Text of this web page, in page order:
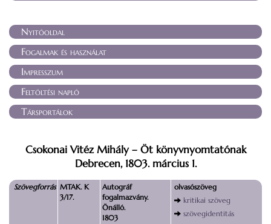
Nyitóoldal
Fogalmak és használat
Impresszum
Feltöltési napló
Társportálok
Csokonai Vitéz Mihály – Öt könyvnyomtatónak
Debrecen, 1803. március 1.
Szövegforrás MTAK. K
3/17.
Autográf
fogalmazvány.
Önálló.
1803
olvasószöveg
kritikai szöveg
szövegidentitás